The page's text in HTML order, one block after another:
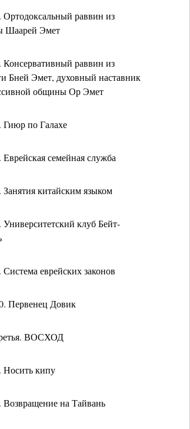
Ортодоксальный раввин из
Шаарей Эмет
Консервативный раввин из
Бней Эмет, духовный наставник
общины Ор Эмет
Гиюр по Галахе
Еврейская семейная служба
Занятия китайским языком
Университетский клуб Бейт-
Система еврейских законов
Первенец Довик
ВОСХОД
Носить кипу
Возвращение на Тайвань